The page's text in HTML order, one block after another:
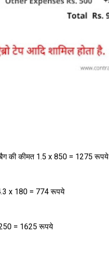
की कीमत 1.5 x 850 = 1275 रूपये
x 180 = 774 रूपये
= 1625 रूपये